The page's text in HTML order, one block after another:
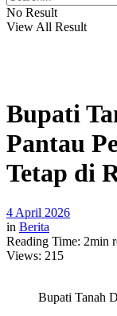
No Result
View All Result
Bupati
Pantau
Tetap di
4 April 2026
in Berita
Reading Time: 2min
Views: 215
Bupati Tanah